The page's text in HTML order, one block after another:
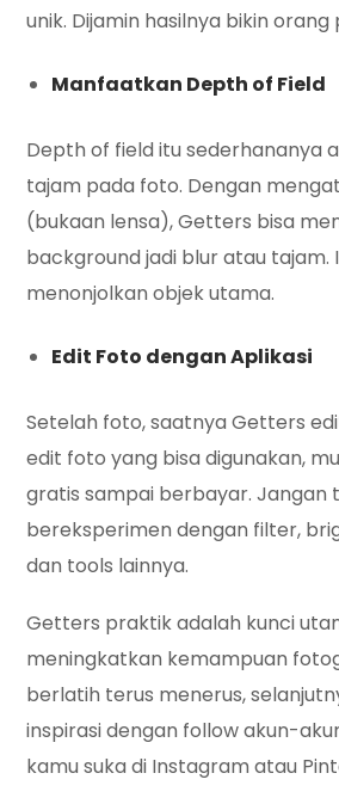
unik. Dijamin hasilnya bikin orang
Manfaatkan Depth of Field
Depth of field itu sederhananya
tajam pada foto. Dengan
(bukaan lensa), Getters bisa
background jadi blur atau tajam.
menonjolkan objek utama.
Edit Foto dengan Aplikasi
Setelah foto, saatnya Getters
edit foto yang bisa digunakan,
gratis sampai berbayar. Jangan
bereksperimen dengan filter,
dan tools lainnya.
Getters praktik adalah kunci
meningkatkan kemampuan
berlatih terus menerus,
inspirasi dengan follow akun-
kamu suka di Instagram atau